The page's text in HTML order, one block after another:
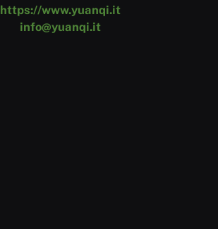
https://www.yuanqi.it
info@yuanqi.it